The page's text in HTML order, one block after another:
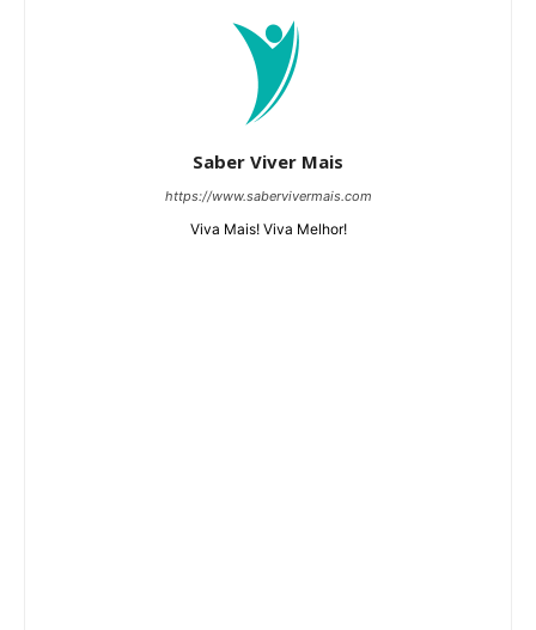
Saber Viver Mais
https://www.sabervivermais.com
Viva Mais! Viva Melhor!